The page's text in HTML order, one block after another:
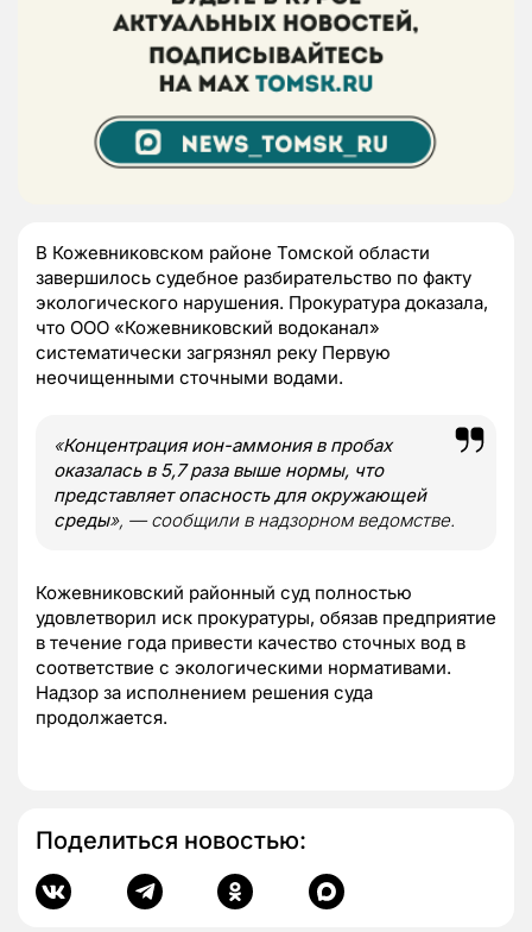
В Кожевниковском районе Томской области
завершилось судебное разбирательство по факту
экологического нарушения. Прокуратура доказала,
что ООО «Кожевниковский водоканал»
систематически загрязнял реку Первую
неочищенными сточными водами.
«Концентрация ион-аммония в пробах
оказалась в 5,7 раза выше нормы, что
представляет опасность для окружающей
среды», — сообщили в надзорном ведомстве.
Кожевниковский районный суд полностью
удовлетворил иск прокуратуры, обязав предприятие
в течение года привести качество сточных вод в
соответствие с экологическими нормативами.
Надзор за исполнением решения суда
продолжается.
Поделиться новостью: